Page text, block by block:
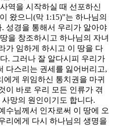
역을 시작하실 때 선포하신
왔으니(막 1:15)”는 하나님의
성경을 통해서 우리가 알아야
을 창조하시고 하나님의 자녀
가 임하게 하시고 이 땅을 다
. 그러나 잘 알다시피 우리가
다스리는 권세를 잃어버리고,
게 위임하신 통치권을 마귀
이 바로 우리 모든 인류가 겪
망의 원인이기도 합니다.
수님께서 인자로써 이 땅에 오
리에게 다시 하나님의 생명을